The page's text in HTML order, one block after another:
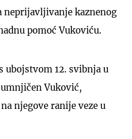
neprijavljivanje kaznenog
pomoć Vukoviću.
ubojstvom 12. svibnja u
Vuković,
njegove ranije veze u